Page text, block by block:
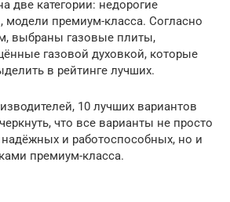
две категории: недорогие
модели премиум-класса. Согласно
выбраны газовые плиты,
газовой духовкой, которые
в рейтинге лучших.
10 лучших вариантов
что все варианты не просто
и работоспособных, но и
премиум-класса.